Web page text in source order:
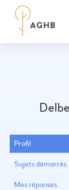
Profil
Sujets démarrés
Mes réponses